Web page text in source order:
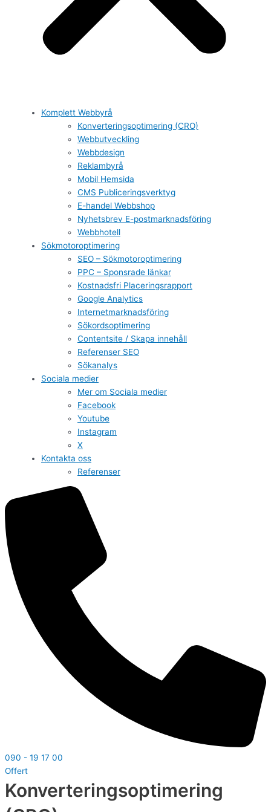
Komplett Webbyrå
Konverteringsoptimering (CRO)
Webbutveckling
Webbdesign
Reklambyrå
Mobil Hemsida
CMS Publiceringsverktyg
E-handel Webbshop
Nyhetsbrev E-postmarknadsföring
Webbhotell
Sökmotoroptimering
SEO – Sökmotoroptimering
PPC – Sponsrade länkar
Kostnadsfri Placeringsrapport
Google Analytics
Internetmarknadsföring
Sökordsoptimering
Contentsite / Skapa innehåll
Referenser SEO
Sökanalys
Sociala medier
Mer om Sociala medier
Facebook
Youtube
Instagram
X
Kontakta oss
Referenser
090 - 19 17 00
Offert
Konverteringsoptimering